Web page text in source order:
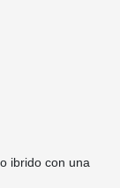
ibrido con una